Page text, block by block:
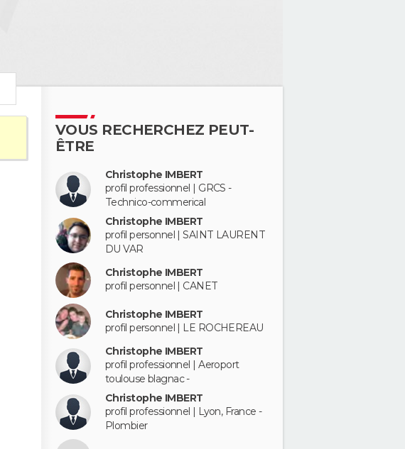
VOUS RECHERCHEZ PEUT-
ÊTRE
Christophe IMBERT
profil professionnel | GRCS -
Technico-commerical
Christophe IMBERT
profil personnel | SAINT LAURENT
DU VAR
Christophe IMBERT
profil personnel | CANET
Christophe IMBERT
profil personnel | LE ROCHEREAU
Christophe IMBERT
profil professionnel | Aeroport
toulouse blagnac -
Christophe IMBERT
profil professionnel | Lyon, France -
Plombier